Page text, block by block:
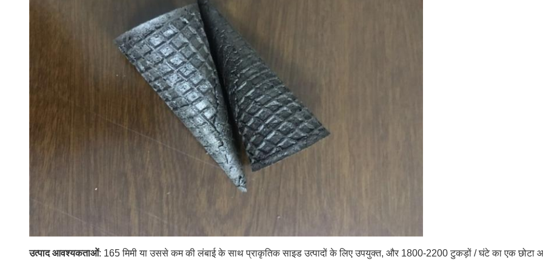
उत्पाद आवश्यकताओं: 165 मिमी या उससे कम की लंबाई के साथ प्राकृतिक साइड उत्पादों के लिए उपयुक्त, और 1800-2200 टुकड़ों / घंटे का एक छोटा